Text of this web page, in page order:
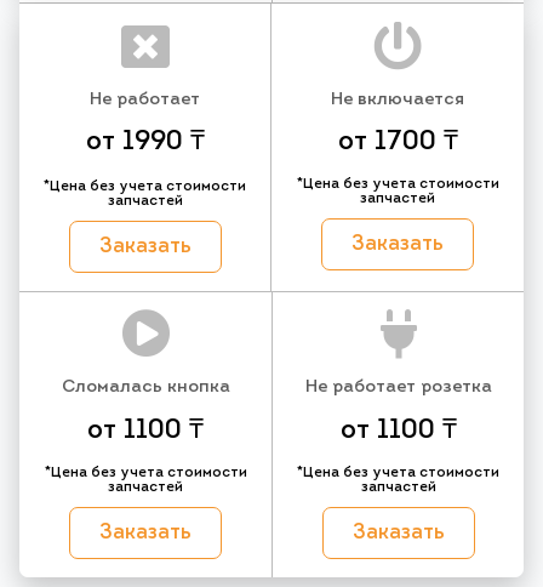
Не работает
от 1990 ₸
*Цена без учета стоимости
запчастей
Заказать
Не включается
от 1700 ₸
*Цена без учета стоимости
запчастей
Заказать
Сломалась кнопка
от 1100 ₸
*Цена без учета стоимости
запчастей
Заказать
Не работает розетка
от 1100 ₸
*Цена без учета стоимости
запчастей
Заказать